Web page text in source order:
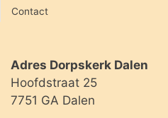
Contact
Adres Dorpskerk Dalen
Hoofdstraat 25
7751 GA Dalen